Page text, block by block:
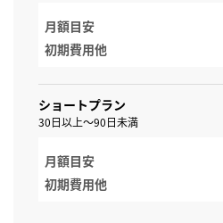
月額目安
初期費用他
ショートプラン
30日以上～90日未満
月額目安
初期費用他